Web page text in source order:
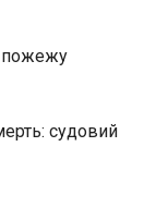
пожежу
судовий